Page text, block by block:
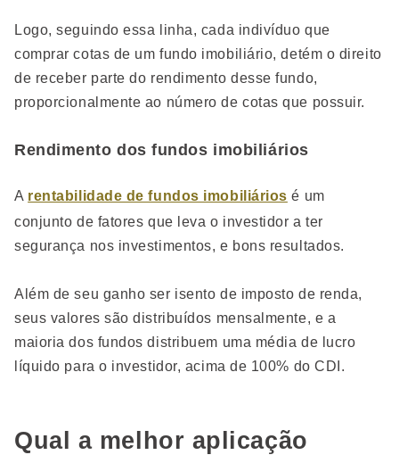
Logo, seguindo essa linha, cada indivíduo que
comprar cotas de um fundo imobiliário, detém o direito
de receber parte do rendimento desse fundo,
proporcionalmente ao número de cotas que possuir.
Rendimento dos fundos imobiliários
A rentabilidade de fundos imobiliários é um
conjunto de fatores que leva o investidor a ter
segurança nos investimentos, e bons resultados.
Além de seu ganho ser isento de imposto de renda,
seus valores são distribuídos mensalmente, e a
maioria dos fundos distribuem uma média de lucro
líquido para o investidor, acima de 100% do CDI.
Qual a melhor aplicação